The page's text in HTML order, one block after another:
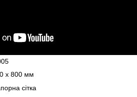
х 800 мм
сітка